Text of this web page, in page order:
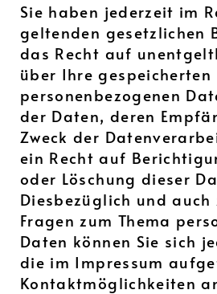
Sie haben jederzeit im
geltenden gesetzlichen
das Recht auf
über Ihre gespeicherten
personenbezogenen
der Daten, deren
Zweck der
ein Recht auf
oder Löschung dieser
Diesbezüglich und auch
Fragen zum Thema
Daten können Sie sich
die im Impressum
Kontaktmöglichkeiten